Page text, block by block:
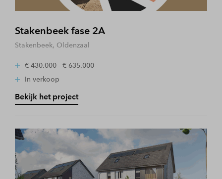
Stakenbeek fase 2A
Stakenbeek, Oldenzaal
€ 430.000 - € 635.000
In verkoop
Bekijk het project